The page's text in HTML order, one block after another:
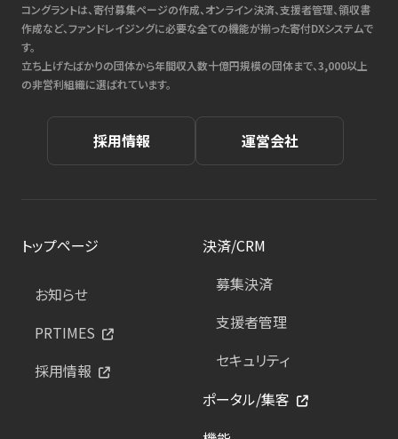
コングラントは、寄付募集ページの作成、オンライン決済、支援者管理、領収書
作成など、ファンドレイジングに必要な全ての機能が揃った寄付DXシステムで
す。
立ち上げたばかりの団体から年間収入数十億円規模の団体まで、3,000以上
の非営利組織に選ばれています。
採用情報 運営会社
トップページ
お知らせ
PRTIMES
採用情報
決済/CRM
募集決済
支援者管理
セキュリティ
ポータル/集客